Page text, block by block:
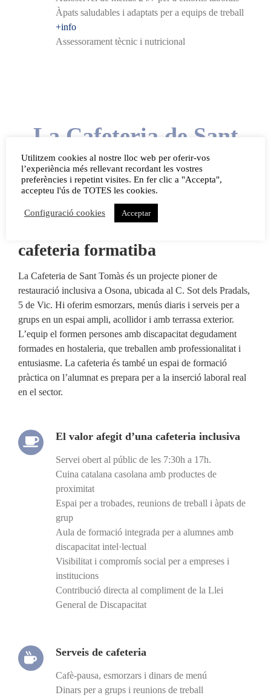
Àpats saludables i adaptats per a equips de treball
+info
Assessorament tècnic i nutricional
La Cafeteria de Sant
Tomàs
Per què visitar la nostra
cafeteria formatiba
La Cafeteria de Sant Tomàs és un projecte pioner de
restauració inclusiva a Osona, ubicada al C. Sot dels Pradals,
5 de Vic. Hi oferim esmorzars, menús diaris i serveis per a
grups en un espai ampli, acollidor i amb terrassa exterior.
L’equip el formen persones amb discapacitat degudament
formades en hostaleria, que treballen amb professionalitat i
entusiasme. La cafeteria és també un espai de formació
pràctica on l’alumnat es prepara per a la inserció laboral real
en el sector.
El valor afegit d’una cafeteria inclusiva
Servei obert al públic de les 7:30h a 17h.
Cuina catalana casolana amb productes de
proximitat
Espai per a trobades, reunions de treball i àpats de
grup
Aula de formació integrada per a alumnes amb
discapacitat intel·lectual
Visibilitat i compromís social per a empreses i
institucions
Contribució directa al compliment de la Llei
General de Discapacitat
Serveis de cafeteria
Cafè-pausa, esmorzars i dinars de menú
Dinars per a grups i reunions de treball
Utilitzem cookies al nostre lloc web per oferir-vos
l’experiència més rellevant recordant les vostres
preferències i repetint visites. En fer clic a "Accepta",
accepteu l'ús de TOTES les cookies.
Configuració cookies Acceptar